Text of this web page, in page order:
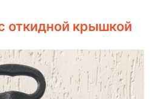
откидной крышкой